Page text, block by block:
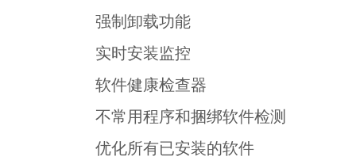
强制卸载功能
实时安装监控
软件健康检查器
不常用程序和捆绑软件检测
优化所有已安装的软件